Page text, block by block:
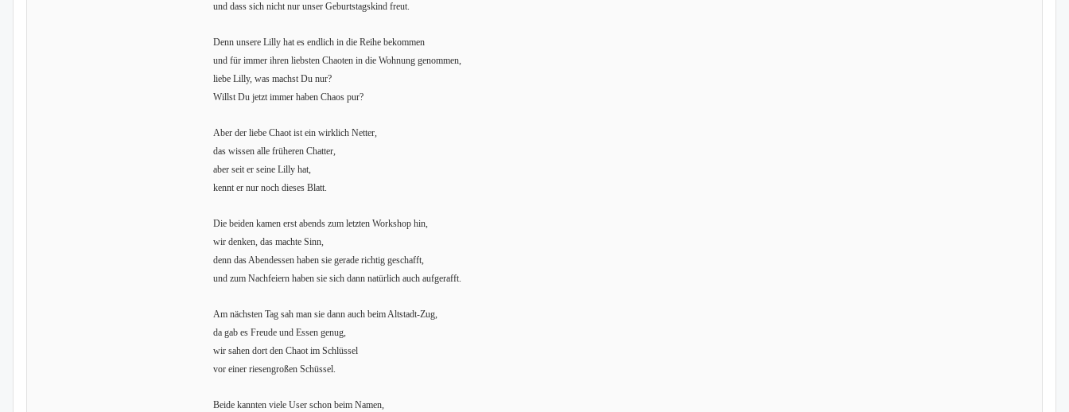
und dass sich nicht nur unser Geburtstagskind freut.
Denn unsere Lilly hat es endlich in die Reihe bekommen
und für immer ihren liebsten Chaoten in die Wohnung genommen,
liebe Lilly, was machst Du nur?
Willst Du jetzt immer haben Chaos pur?
Aber der liebe Chaot ist ein wirklich Netter,
das wissen alle früheren Chatter,
aber seit er seine Lilly hat,
kennt er nur noch dieses Blatt.
Die beiden kamen erst abends zum letzten Workshop hin,
wir denken, das machte Sinn,
denn das Abendessen haben sie gerade richtig geschafft,
und zum Nachfeiern haben sie sich dann natürlich auch aufgerafft.
Am nächsten Tag sah man sie dann auch beim Altstadt-Zug,
da gab es Freude und Essen genug,
wir sahen dort den Chaot im Schlüssel
vor einer riesengroßen Schüssel.
Beide kannten viele User schon beim Namen,